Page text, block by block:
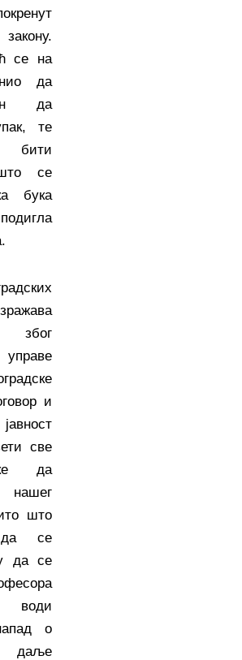
се на
да
да
те
се
бука
и
све
да
што
се
да се
води
о
даље